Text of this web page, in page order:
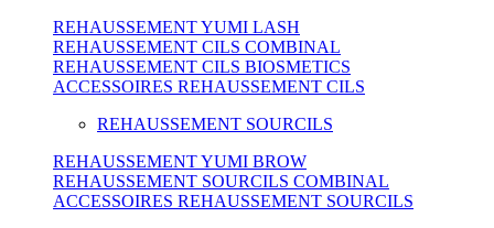
REHAUSSEMENT YUMI LASH
REHAUSSEMENT CILS COMBINAL
REHAUSSEMENT CILS BIOSMETICS
ACCESSOIRES REHAUSSEMENT CILS
REHAUSSEMENT SOURCILS
REHAUSSEMENT YUMI BROW
REHAUSSEMENT SOURCILS COMBINAL
ACCESSOIRES REHAUSSEMENT SOURCILS